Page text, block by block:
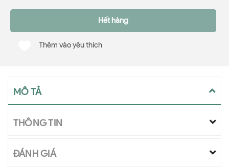
Hết hàng
Thêm vào yêu thích
MÔ TẢ
THÔNG TIN
ĐÁNH GIÁ